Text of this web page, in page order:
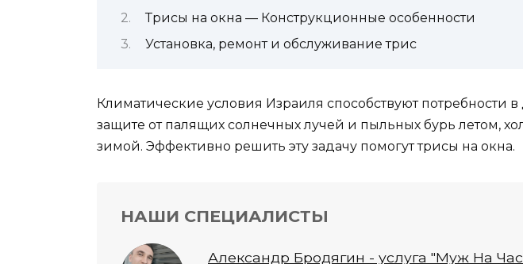
Трисы на окна — Конструкционные особенности
Установка, ремонт и обслуживание трис
Климатические условия Израиля способствуют потребности
защите от палящих солнечных лучей и пыльных бурь летом,
зимой. Эффективно решить эту задачу помогут трисы на окна.
НАШИ СПЕЦИАЛИСТЫ
Александр Бродягин - услуга "Муж На